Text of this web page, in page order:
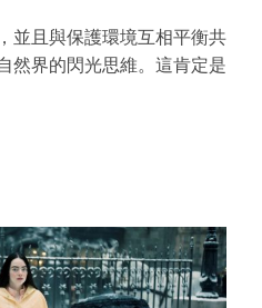
並且與保護環境互相平衡共
然界的閃光思維。這肯定是